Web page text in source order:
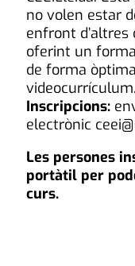
no volen estar
enfront
oferint un
de forma
videocurrículum.
Inscripcions:
electrònic
Les persones
portàtil per
curs.